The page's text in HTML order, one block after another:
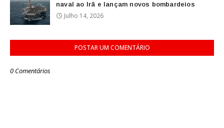
naval ao Irã e lançam novos bombardeios
Julho 14, 2026
POSTAR UM COMENTÁRIO
0 Comentários